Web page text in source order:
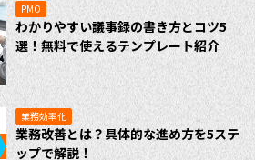
PMO
わかりやすい議事録の書き方とコツ5
選！無料で使えるテンプレート紹介
業務効率化
業務改善とは？具体的な進め方を5ステ
ップで解説！